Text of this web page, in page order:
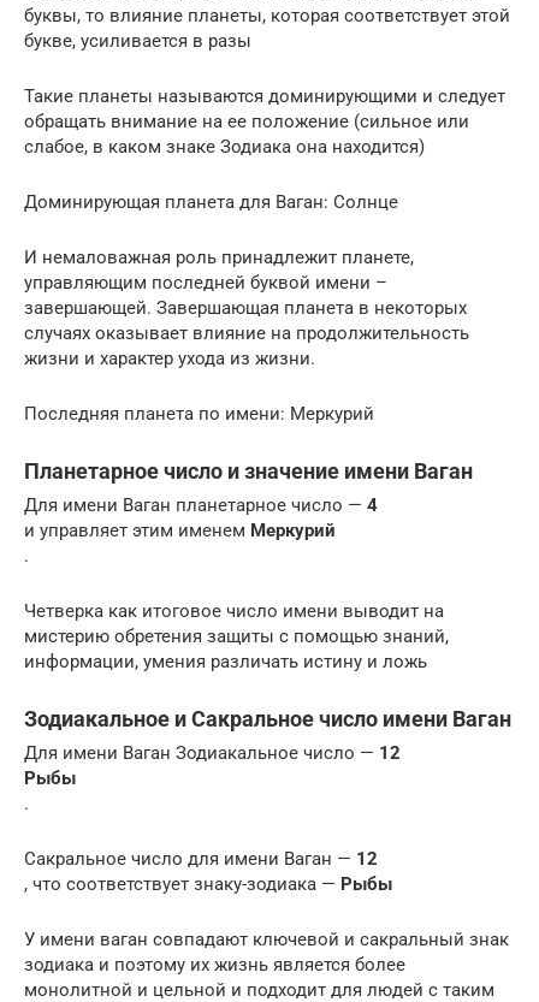
буквы, то влияние планеты, которая соответствует этой
букве, усиливается в разы
Такие планеты называются доминирующими и следует
обращать внимание на ее положение (сильное или
слабое, в каком знаке Зодиака она находится)
Доминирующая планета для Ваган: Солнце
И немаловажная роль принадлежит планете,
управляющим последней буквой имени –
завершающей. Завершающая планета в некоторых
случаях оказывает влияние на продолжительность
жизни и характер ухода из жизни.
Последняя планета по имени: Меркурий
Планетарное число и значение имени Ваган
Для имени Ваган планетарное число — 4
и управляет этим именем Меркурий
.
Четверка как итоговое число имени выводит на
мистерию обретения защиты с помощью знаний,
информации, умения различать истину и ложь
Зодиакальное и Сакральное число имени Ваган
Для имени Ваган Зодиакальное число — 12
Рыбы
.
Сакральное число для имени Ваган — 12
, что соответствует знаку-зодиака — Рыбы
У имени ваган совпадают ключевой и сакральный знак
зодиака и поэтому их жизнь является более
монолитной и цельной и подходит для людей с таким